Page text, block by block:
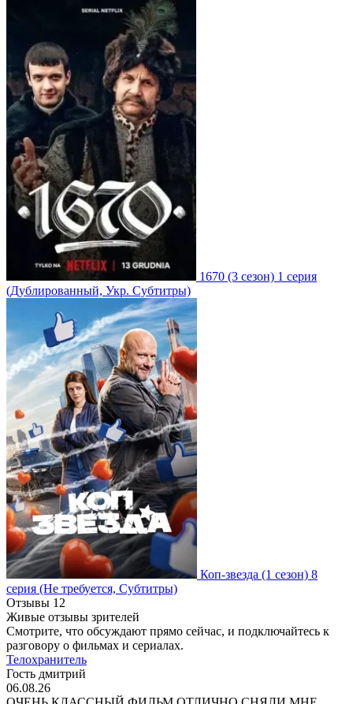
1670 (3 сезон) 1 серия
(Дублированный, Укр. Субтитры)
Коп-звезда (1 сезон) 8
серия (Не требуется, Субтитры)
Отзывы 12
Живые отзывы зрителей
Смотрите, что обсуждают прямо сейчас, и подключайтесь к
разговору о фильмах и сериалах.
Телохранитель
Гость дмитрий
06.08.26